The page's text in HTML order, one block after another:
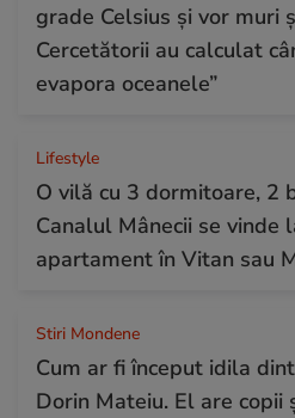
grade Celsius și vor muri
Cercetătorii au calculat
evapora oceanele”
Lifestyle
O vilă cu 3 dormitoare, 2
Canalul Mânecii se vinde
apartament în Vitan sau
Stiri Mondene
Cum ar fi început idila
Dorin Mateiu. El are copii